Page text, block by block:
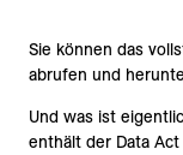
Sie können das
abrufen und
Und was ist
enthält der Data